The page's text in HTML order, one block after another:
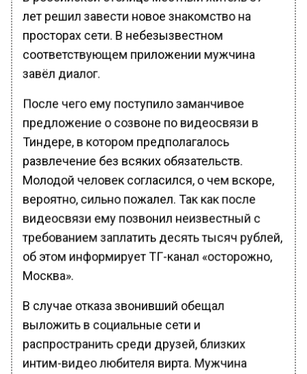
лет решил завести новое знакомство на
просторах сети. В небезызвестном
соответствующем приложении мужчина
завёл диалог.
После чего ему поступило заманчивое
предложение о созвоне по видеосвязи в
Тиндере, в котором предполагалось
развлечение без всяких обязательств.
Молодой человек согласился, о чем вскоре,
вероятно, сильно пожалел. Так как после
видеосвязи ему позвонил неизвестный с
требованием заплатить десять тысяч рублей,
об этом информирует ТГ-канал «осторожно,
Москва».
В случае отказа звонивший обещал
выложить в социальные сети и
распространить среди друзей, близких
интим-видео любителя вирта. Мужчина